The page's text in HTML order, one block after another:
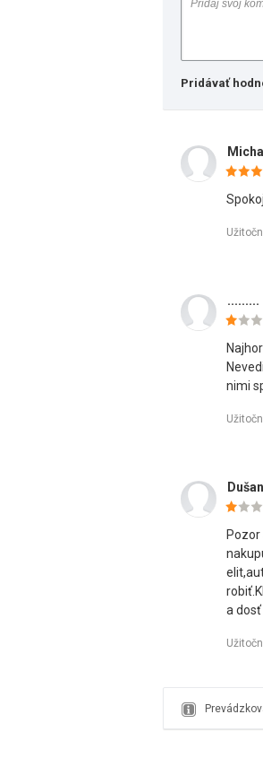
Pridávať
Michal
.........
nimi
Dušan
a dosť